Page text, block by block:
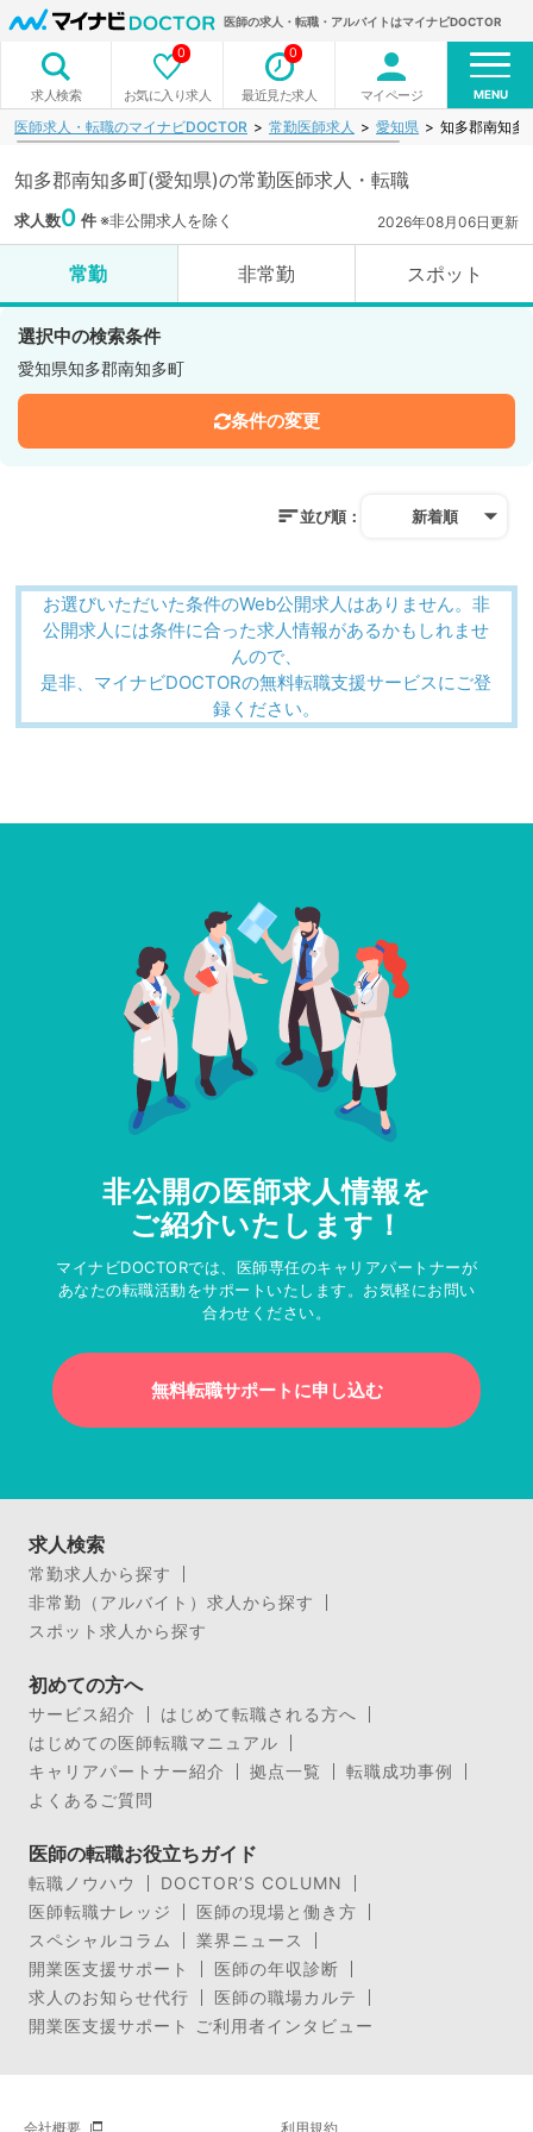
医師の求人・転職・アルバイトはマイナビDOCTOR
求人検索 お気に入り求人
0
最近見た求人
0
マイページ MENU
医師求人・転職のマイナビDOCTOR 常勤医師求人 愛知県 知多郡南知多
知多郡南知多町(愛知県)の常勤医師求人・転職
求人数0 件※非公開求人を除く 2026年08月06日更新
常勤 非常勤 スポット
選択中の検索条件
愛知県知多郡南知多町
条件の変更
並び順： 新着順
お選びいただいた条件のWeb公開求人はありません。非
公開求人には条件に合った求人情報があるかもしれませ
んので、
是非、マイナビDOCTORの無料転職支援サービスにご登
録ください。
非公開の医師求人情報を
ご紹介いたします！
マイナビDOCTORでは、医師専任のキャリアパートナーが
あなたの転職活動をサポートいたします。お気軽にお問い
合わせください。
無料転職サポートに申し込む
求人検索
常勤求人から探す
非常勤（アルバイト）求人から探す
スポット求人から探す
初めての方へ
サービス紹介
はじめて転職される方へ
はじめての医師転職マニュアル
キャリアパートナー紹介
拠点一覧
転職成功事例
よくあるご質問
医師の転職お役立ちガイド
転職ノウハウ
DOCTOR’S COLUMN
医師転職ナレッジ
医師の現場と働き方
スペシャルコラム
業界ニュース
開業医支援サポート
医師の年収診断
求人のお知らせ代行
医師の職場カルテ
開業医支援サポート ご利用者インタビュー
会社概要 利用規約